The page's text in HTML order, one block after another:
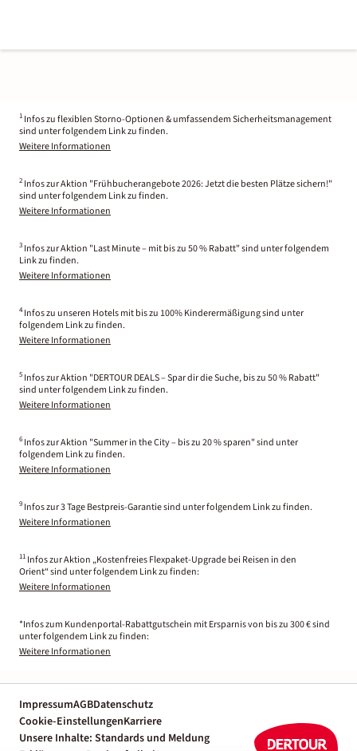
1 Infos zu flexiblen Storno-Optionen & umfassendem Sicherheitsmanagement
sind unter folgendem Link zu finden.
Weitere Informationen
2 Infos zur Aktion "Frühbucherangebote 2026: Jetzt die besten Plätze sichern!"
sind unter folgendem Link zu finden.
Weitere Informationen
3 Infos zur Aktion "Last Minute – mit bis zu 50 % Rabatt" sind unter folgendem
Link zu finden.
Weitere Informationen
4 Infos zu unseren Hotels mit bis zu 100% Kinderermäßigung sind unter
folgendem Link zu finden.
Weitere Informationen
5 Infos zur Aktion "DERTOUR DEALS – Spar dir die Suche, bis zu 50 % Rabatt"
sind unter folgendem Link zu finden.
Weitere Informationen
6 Infos zur Aktion "Summer in the City – bis zu 20 % sparen" sind unter
folgendem Link zu finden.
Weitere Informationen
9 Infos zur 3 Tage Bestpreis-Garantie sind unter folgendem Link zu finden.
Weitere Informationen
11 Infos zur Aktion „Kostenfreies Flexpaket-Upgrade bei Reisen in den
Orient“ sind unter folgendem Link zu finden:
Weitere Informationen
*Infos zum Kundenportal-Rabattgutschein mit Ersparnis von bis zu 300 € sind
unter folgendem Link zu finden:
Weitere Informationen
ImpressumAGBDatenschutz
Cookie-EinstellungenKarriere
Unsere Inhalte: Standards und Meldung